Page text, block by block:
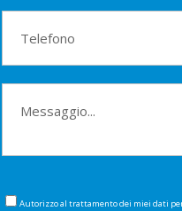
Autorizzo al trattamento dei miei dati